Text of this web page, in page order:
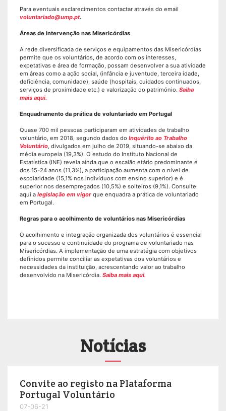
Para eventuais esclarecimentos contactar através do email
voluntariado@ump.pt.
Áreas de intervenção nas Misericórdias
A rede diversificada de serviços e equipamentos das Misericórdias
permite que os voluntários, de acordo com os interesses,
expetativas e área de formação, possam desenvolver a sua atividade
em áreas como a ação social, (infância e juventude, terceira idade,
deficiência, comunidade), saúde (hospitais, cuidados continuados,
serviços de proximidade etc.) e valorização do património. Saiba
mais aqui.
Enquadramento da prática de voluntariado em Portugal
Quase 700 mil pessoas participaram em atividades de trabalho
voluntário, em 2018, segundo dados do Inquérito ao Trabalho
Voluntário , divulgados em julho de 2019, situando-se abaixo da
média europeia (19,3%). O estudo do Instituto Nacional de
Estatística (INE) revela ainda que o escalão etário predominante é
dos 15-24 anos (11,3%), a participação aumenta com o nível de
escolaridade (15,1% nos indivíduos com ensino superior) e é
superior nos desempregados (10,5%) e solteiros (9,1%). Consulte
aqui a legislação em vigor que enquadra a prática de voluntariado
em Portugal.
Regras para o acolhimento de voluntários nas Misericórdias
O acolhimento e integração organizada dos voluntários é essencial
para o sucesso e continuidade do programa de voluntariado nas
Misericórdias. A implementação de uma estratégia com objetivos
definidos permite conciliar as expetativas dos voluntários e
necessidades da instituição, acrescentando valor ao trabalho
desenvolvido na Misericórdia. Saiba mais aqui.
Notícias
Convite ao registo na Plataforma
Portugal Voluntário
07-06-21